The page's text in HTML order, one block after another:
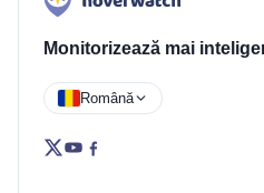
Monitorizează mai
Română